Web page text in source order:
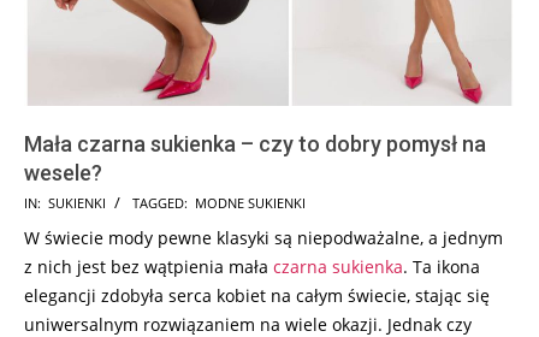
Mała czarna sukienka – czy to dobry pomysł na
wesele?
2023-
12-
12
IN: SUKIENKI TAGGED: MODNE SUKIENKI
W świecie mody pewne klasyki są niepodważalne, a jednym
z nich jest bez wątpienia mała czarna sukienka. Ta ikona
elegancji zdobyła serca kobiet na całym świecie, stając się
uniwersalnym rozwiązaniem na wiele okazji. Jednak czy